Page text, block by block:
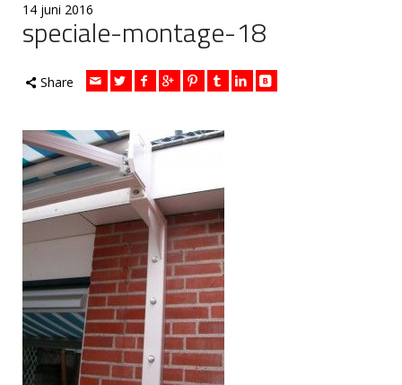
14 juni 2016
speciale-montage-18
Share